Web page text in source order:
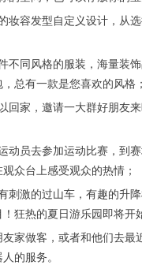
妆容发型自定义设计，从
不同风格的服装，海量装
总有一款是您喜欢的风格；
回家，邀请一大群好朋友
动员去参加运动比赛，到
众台上感受观众的热情；
刺激的过山车，有趣的升
狂热的夏日游乐园即将开
友家做客，或者和他们去最
的服务。